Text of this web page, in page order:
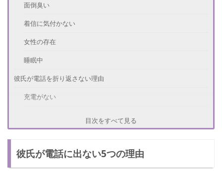
面倒臭い
着信に気付かない
女性の存在
睡眠中
彼氏が電話を折り返さない理由
充電がない
不安な気持ちを落ち着かせる方法
勝手な想像をしない
目次をすべて見る
彼氏が電話に出ない5つの理由